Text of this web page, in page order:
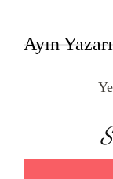
Ayın Yazarı